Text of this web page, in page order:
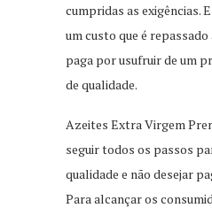
cumpridas as exigências.
um custo que é
paga por usufruir de um
de qualidade.
Azeites Extra Virgem
seguir todos os passos
qualidade e não desejar
Para alcançar os